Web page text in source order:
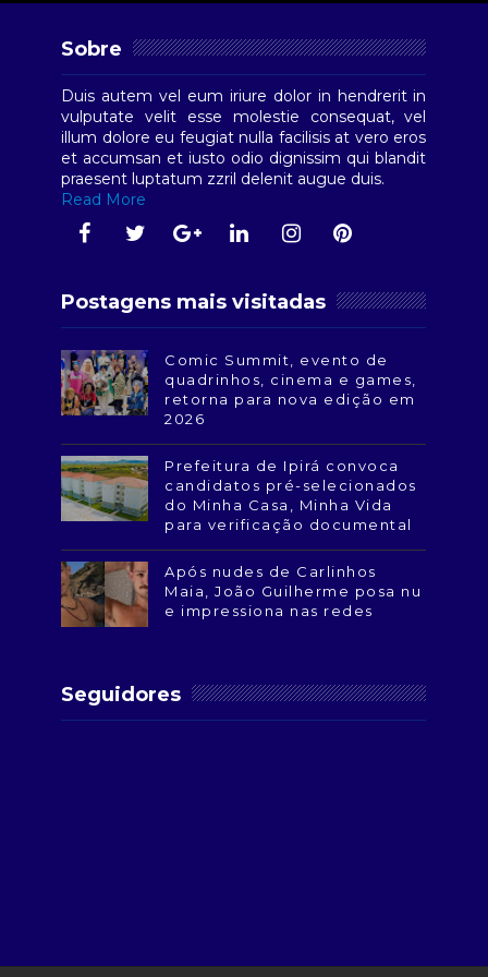
Sobre
Duis autem vel eum iriure dolor in hendrerit in
vulputate velit esse molestie consequat, vel
illum dolore eu feugiat nulla facilisis at vero eros
et accumsan et iusto odio dignissim qui blandit
praesent luptatum zzril delenit augue duis.
Read More
Postagens mais visitadas
Comic Summit, evento de
quadrinhos, cinema e games,
retorna para nova edição em
2026
Prefeitura de Ipirá convoca
candidatos pré-selecionados
do Minha Casa, Minha Vida
para verificação documental
Após nudes de Carlinhos
Maia, João Guilherme posa nu
e impressiona nas redes
Seguidores